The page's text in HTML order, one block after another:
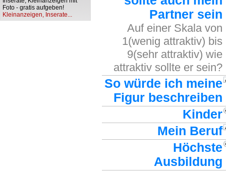
Foto - gratis aufgeben!
Kleinanzeigen, Inserate...
Partner sein
Auf einer Skala von
1(wenig attraktiv) bis
9(sehr attraktiv) wie
attraktiv sollte er sein?
So würde ich meine
Figur beschreiben
Kinder
Mein Beruf
Höchste
Ausbildung